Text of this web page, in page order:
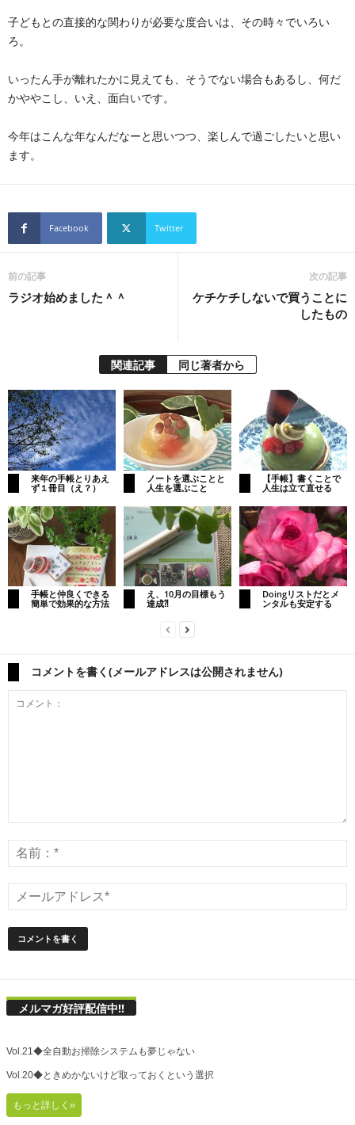
子どもとの直接的な関わりが必要な度合いは、その時々でいろい
ろ。
いったん手が離れたかに見えても、そうでない場合もあるし、何だ
かややこし、いえ、面白いです。
今年はこんな年なんだなーと思いつつ、楽しんで過ごしたいと思い
ます。
Facebook Twitter
前の記事
ラジオ始めました＾＾
次の記事
ケチケチしないで買うことに
したもの
関連記事 同じ著者から
来年の手帳とりあえ
ず１冊目（え？）
ノートを選ぶことと
人生を選ぶこと
【手帳】書くことで
人生は立て直せる
手帳と仲良くできる
簡単で効果的な方法
え、10月の目標もう
達成⁈
Doingリストだとメ
ンタルも安定する
コメントを書く(メールアドレスは公開されません)
メルマガ好評配信中!!
Vol.21◆全自動お掃除システムも夢じゃない
Vol.20◆ときめかないけど取っておくという選択
もっと詳しく»